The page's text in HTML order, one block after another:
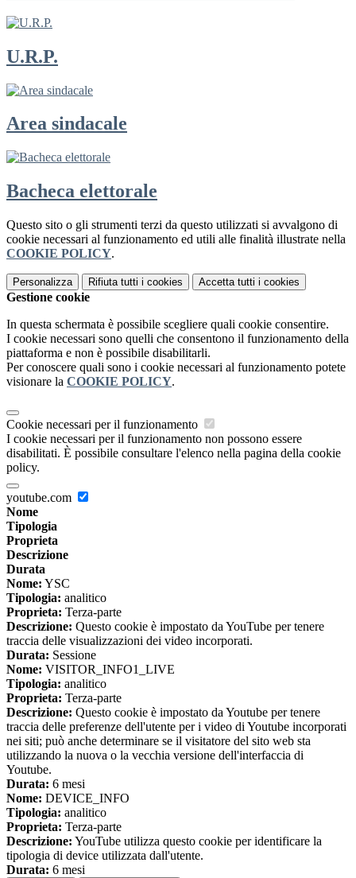
U.R.P.
Area sindacale
Bacheca elettorale
Questo sito o gli strumenti terzi da questo utilizzati si avvalgono di
cookie necessari al funzionamento ed utili alle finalità illustrate nella
COOKIE POLICY.
Personalizza Rifiuta tutti i cookies Accetta tutti i cookies
Gestione cookie
In questa schermata è possibile scegliere quali cookie consentire.
I cookie necessari sono quelli che consentono il funzionamento della
piattaforma e non è possibile disabilitarli.
Per conoscere quali sono i cookie necessari al funzionamento potete
visionare la COOKIE POLICY.
Cookie necessari per il funzionamento
I cookie necessari per il funzionamento non possono essere
disabilitati. È possibile consultare l'elenco nella pagina della cookie
policy.
youtube.com
Nome
Tipologia
Proprieta
Descrizione
Durata
Nome: YSC
Tipologia: analitico
Proprieta: Terza-parte
Descrizione: Questo cookie è impostato da YouTube per tenere
traccia delle visualizzazioni dei video incorporati.
Durata: Sessione
Nome: VISITOR_INFO1_LIVE
Tipologia: analitico
Proprieta: Terza-parte
Descrizione: Questo cookie è impostato da Youtube per tenere
traccia delle preferenze dell'utente per i video di Youtube incorporati
nei siti; può anche determinare se il visitatore del sito web sta
utilizzando la nuova o la vecchia versione dell'interfaccia di
Youtube.
Durata: 6 mesi
Nome: DEVICE_INFO
Tipologia: analitico
Proprieta: Terza-parte
Descrizione: YouTube utilizza questo cookie per identificare la
tipologia di device utilizzata dall'utente.
Durata: 6 mesi